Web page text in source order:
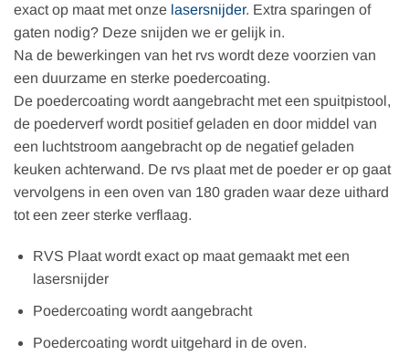
exact op maat met onze lasersnijder. Extra sparingen of
gaten nodig? Deze snijden we er gelijk in.
Na de bewerkingen van het rvs wordt deze voorzien van
een duurzame en sterke poedercoating.
De poedercoating wordt aangebracht met een spuitpistool,
de poederverf wordt positief geladen en door middel van
een luchtstroom aangebracht op de negatief geladen
keuken achterwand. De rvs plaat met de poeder er op gaat
vervolgens in een oven van 180 graden waar deze uithard
tot een zeer sterke verflaag.
RVS Plaat wordt exact op maat gemaakt met een
lasersnijder
Poedercoating wordt aangebracht
Poedercoating wordt uitgehard in de oven.